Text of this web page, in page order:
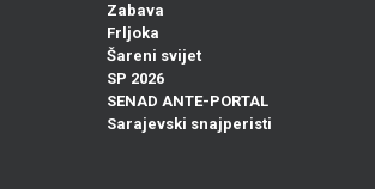
Zabava
Frljoka
Šareni svijet
SP 2026
SENAD ANTE-PORTAL
Sarajevski snajperisti